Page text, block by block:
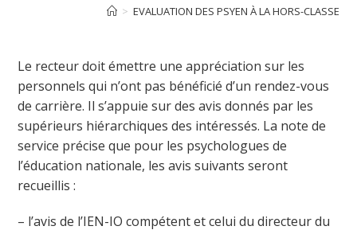
> EVALUATION DES PSYEN À LA HORS-CLASSE
Le recteur doit émettre une appréciation sur les
personnels qui n’ont pas bénéficié d’un rendez-vous
de carrière. Il s’appuie sur des avis donnés par les
supérieurs hiérarchiques des intéressés. La note de
service précise que pour les psychologues de
l’éducation nationale, les avis suivants seront
recueillis :
– l’avis de l’IEN-IO compétent et celui du directeur du